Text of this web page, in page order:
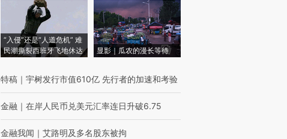
“入侵”还是“人道危机” 难
民潮撕裂西班牙飞地休达
显影｜瓜农的漫长等待
特稿 ｜ 宇树发行市值610亿 先行者的加速和考验
金融 ｜ 在岸人民币兑美元汇率连日升破6.75
金融我闻 ｜ 艾路明及多名股东被拘